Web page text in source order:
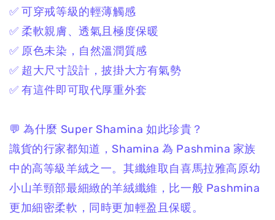
✅ 可穿戒等級的輕薄觸感
✅ 柔軟親膚、透氣且極度保暖
✅ 原色未染，自然溫潤質感
✅ 超大尺寸設計，披掛大方有氣勢
✅ 有這件即可取代厚重外套
💬 為什麼 Super Shamina 如此珍貴？
識貨的行家都知道， Shamina 為 Pashmina 家族
中的高等級羊絨之一。其纖維取自喜馬拉雅高原幼
小山羊頸部最細緻的羊絨纖維， 比一般 Pashmina
更加細密柔軟， 同時更加輕盈且保暖。